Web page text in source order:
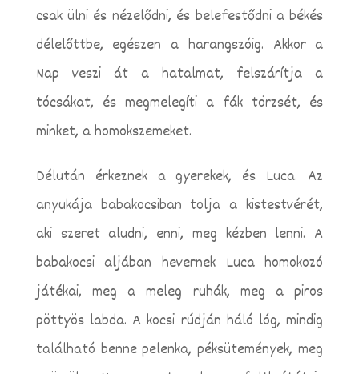
csak ülni és nézelődni, és belefestődni a békés
délelőttbe, egészen a harangszóig. Akkor a
Nap veszi át a hatalmat, felszárítja a
tócsákat, és megmelegíti a fák törzsét, és
minket, a homokszemeket.
Délután érkeznek a gyerekek, és Luca. Az
anyukája babakocsiban tolja a kistestvérét,
aki szeret aludni, enni, meg kézben lenni. A
babakocsi aljában hevernek Luca homokozó
játékai, meg a meleg ruhák, meg a piros
pöttyös labda. A kocsi rúdján háló lóg, mindig
található benne pelenka, péksütemények, meg